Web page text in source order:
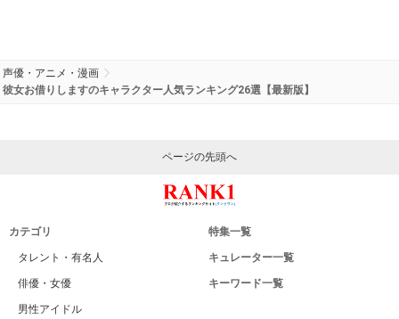
声優・アニメ・漫画
彼女お借りしますのキャラクター人気ランキング26選【最新版】
ページの先頭へ
カテゴリ
タレント・有名人
俳優・女優
男性アイドル
特集一覧
キュレーター一覧
キーワード一覧